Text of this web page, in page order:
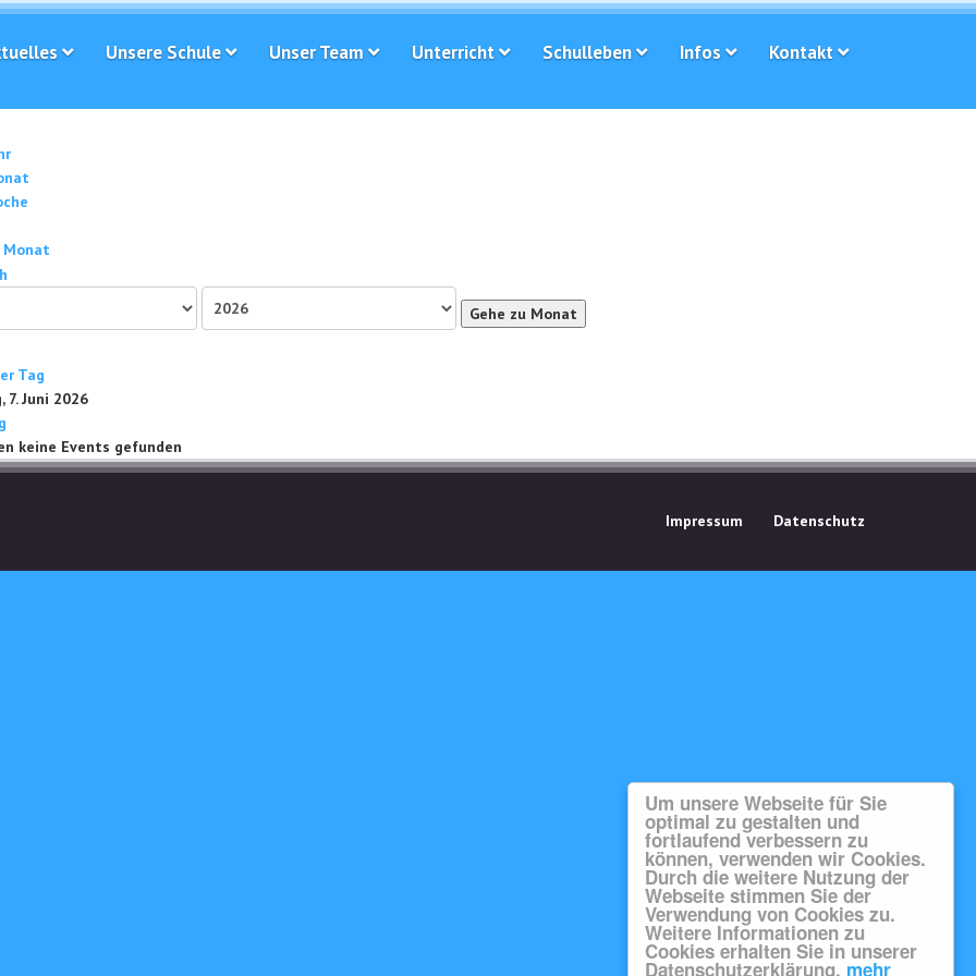
Um unsere Webseite für Sie
optimal zu gestalten und
fortlaufend verbessern zu
können, verwenden wir Cookies.
Durch die weitere Nutzung der
Webseite stimmen Sie der
Verwendung von Cookies zu.
Weitere Informationen zu
Cookies erhalten Sie in unserer
Datenschutzerklärung. mehr
Unsere Schule Unser Team Unterricht Schulleben Infos Kontakt
Monat
Gehe zu Monat
Tag
7. Juni 2026
keine Events gefunden
Impressum Datenschutz